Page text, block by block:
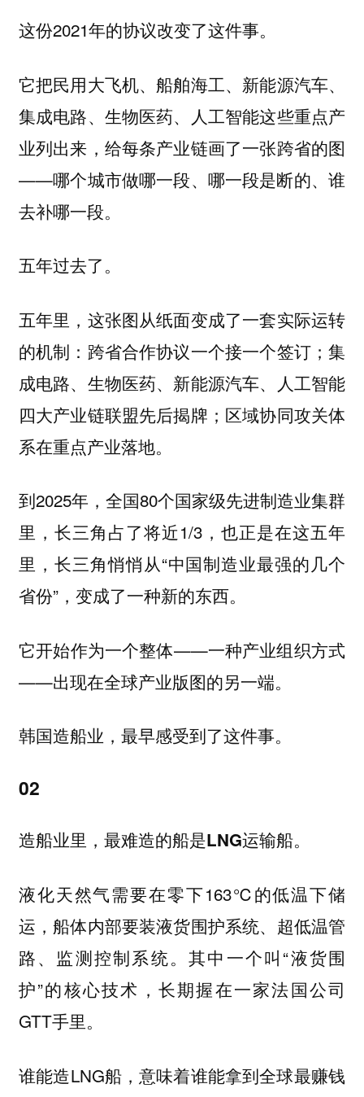
这份2021年的协议改变了这件事。
它把民用大飞机、船舶海工、新能源汽车、
集成电路、生物医药、人工智能这些重点产
业列出来，给每条产业链画了一张跨省的图
——哪个城市做哪一段、哪一段是断的、谁
去补哪一段。
五年过去了。
五年里，这张图从纸面变成了一套实际运转
的机制：跨省合作协议一个接一个签订；集
成电路、生物医药、新能源汽车、人工智能
四大产业链联盟先后揭牌；区域协同攻关体
系在重点产业落地。
到2025年，全国80个国家级先进制造业集群
里，长三角占了将近1/3，也正是在这五年
里，长三角悄悄从“中国制造业最强的几个
省份”，变成了一种新的东西。
它开始作为一个整体——一种产业组织方式
——出现在全球产业版图的另一端。
韩国造船业，最早感受到了这件事。
02
造船业里，最难造的船是LNG运输船。
液化天然气需要在零下163℃的低温下储
运，船体内部要装液货围护系统、超低温管
路、监测控制系统。其中一个叫“液货围
护”的核心技术，长期握在一家法国公司
GTT手里。
谁能造LNG船，意味着谁能拿到全球最赚钱